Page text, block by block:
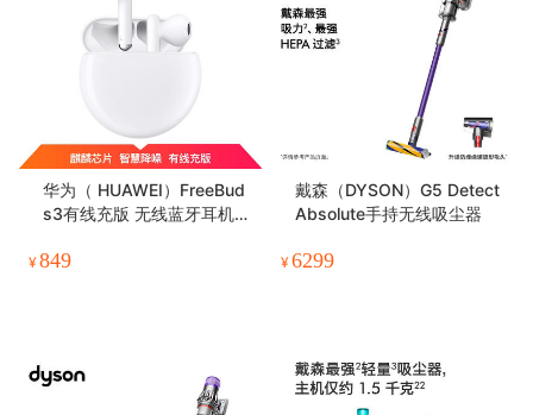
华为（ HUAWEI）FreeBud
s3有线充版 无线蓝牙耳机
式 CM-SHK09
¥849
戴森（DYSON）G5 Detect
Absolute手持无线吸尘器
¥6299